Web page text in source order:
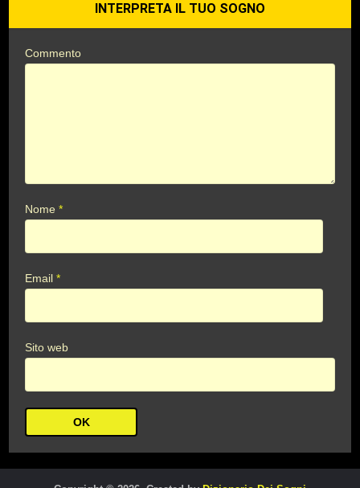
INTERPRETA IL TUO SOGNO
Commento
Nome*
Email*
Sito web